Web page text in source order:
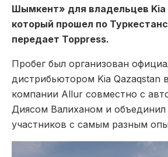
Шымкент» для владельцев Kia
который прошел по
передает Toppress.
Пробег был организован
дистрибьютором Kia Qazaqstan
компании Allur совместно с
Диясом Валиханом и объединил
участников с самым разным